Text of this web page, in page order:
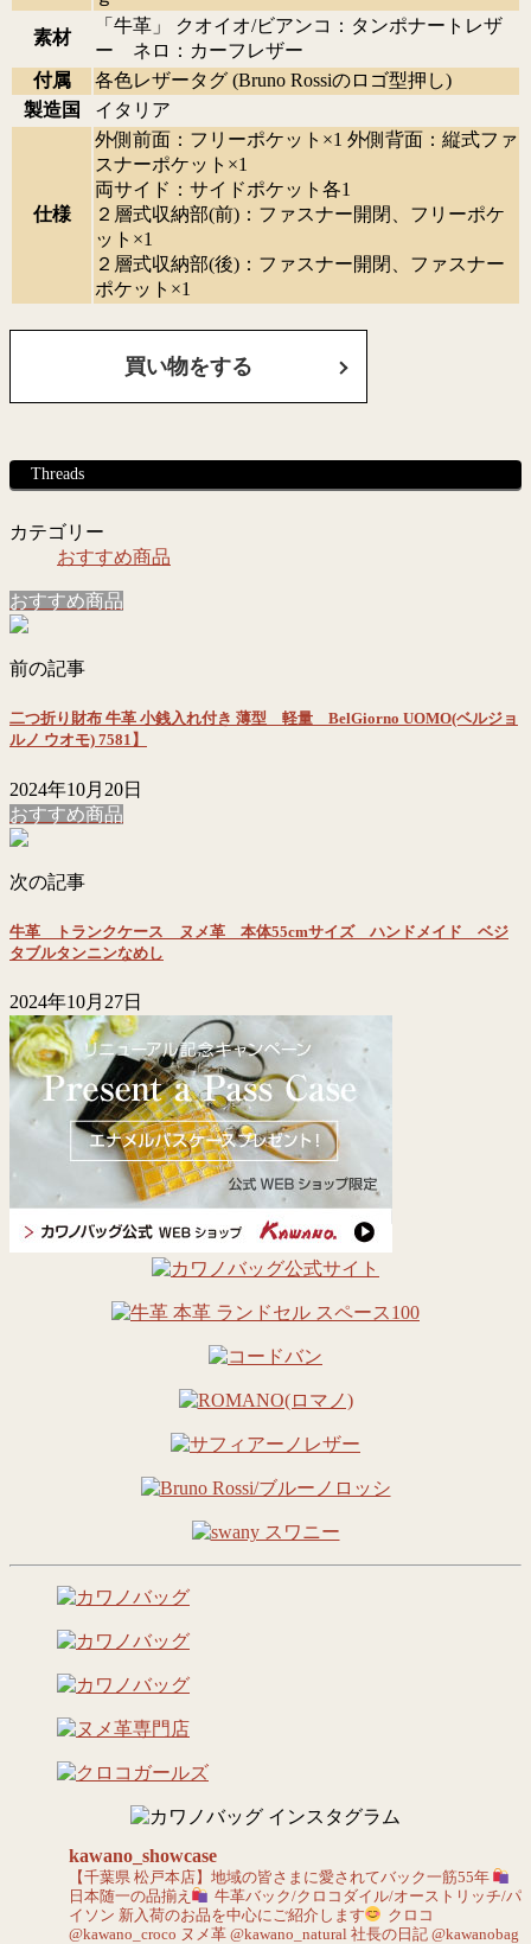
素材
「牛革」 クオイオ/ビアンコ：タンポナートレザ
ー ネロ：カーフレザー
付属
各色レザータグ (Bruno Rossiのロゴ型押し)
製造国
イタリア
仕様
外側前面：フリーポケット×1 外側背面：縦式ファ
スナーポケット×1
両サイド：サイドポケット各1
２層式収納部(前)：ファスナー開閉、フリーポケ
ット×1
２層式収納部(後)：ファスナー開閉、ファスナー
ポケット×1
買い物をする
Threads
カテゴリー
おすすめ商品
おすすめ商品
前の記事
二つ折り財布 牛革 小銭入れ付き 薄型 軽量 BelGiorno UOMO(ベルジョ
ルノ ウオモ) 7581】
2024年10月20日
おすすめ商品
次の記事
牛革 トランクケース ヌメ革 本体55cmサイズ ハンドメイド ベジ
タブルタンニンなめし
2024年10月27日
kawano_showcase
【千葉県 松戸本店】地域の皆さまに愛されてバック一筋55年
日本随一の品揃え
牛革バック/クロコダイル/オーストリッチ/パ
イソン 新入荷のお品を中心にご紹介します
クロコ
@kawano_croco ヌメ革 @kawano_natural 社長の日記 @kawanobag